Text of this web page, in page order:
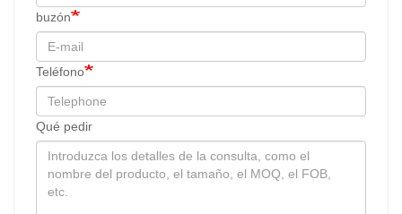
buzón
Teléfono
Qué pedir